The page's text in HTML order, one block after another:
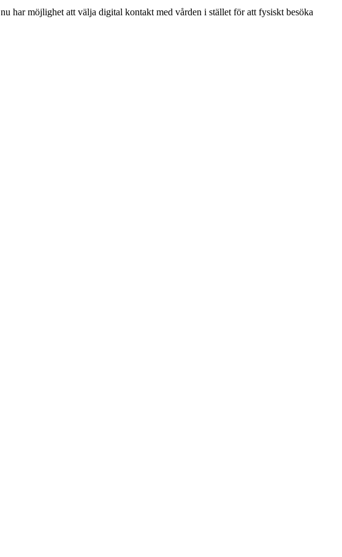
har möjlighet att välja digital kontakt med vården i stället för att fysiskt besöka